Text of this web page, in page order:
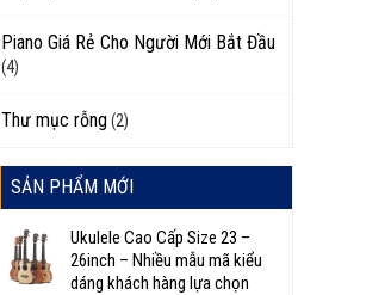
Piano Giá Rẻ Cho Người Mới Bắt Đầu
(4)
Thư mục rỗng (2)
SẢN PHẨM MỚI
Ukulele Cao Cấp Size 23 –
26inch – Nhiều mẫu mã kiểu
dáng khách hàng lựa chọn